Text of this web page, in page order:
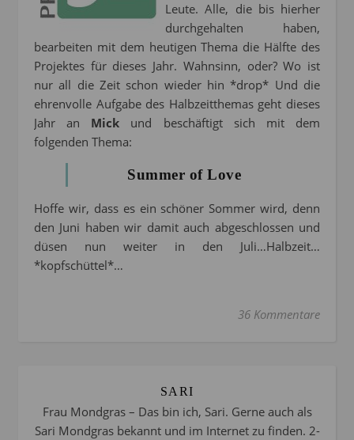
Leute. Alle, die bis hierher
durchgehalten haben,
bearbeiten mit dem heutigen Thema die Hälfte des
Projektes für dieses Jahr. Wahnsinn, oder? Wo ist
nur all die Zeit schon wieder hin *drop* Und die
ehrenvolle Aufgabe des Halbzeitthemas geht dieses
Jahr an Mick und beschäftigt sich mit dem
folgenden Thema:
Summer of Love
Hoffe wir, dass es ein schöner Sommer wird, denn
den Juni haben wir damit auch abgeschlossen und
düsen nun weiter in den Juli…Halbzeit…
*kopfschüttel*…
36 Kommentare
SARI
Frau Mondgras – Das bin ich, Sari. Gerne auch als
Sari Mondgras bekannt und im Internet zu finden. 2-